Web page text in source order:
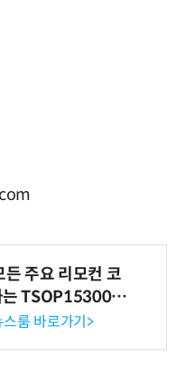
든 주요 리모컨 코
TSOP15300 시
신기 출시
스룸 바로가기>